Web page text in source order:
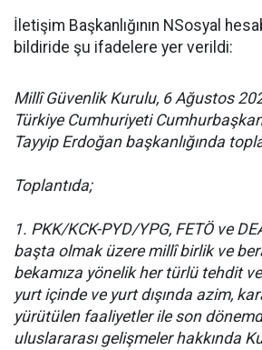
İletişim Başkanlığının NSosyal
bildiride şu ifadelere yer verildi:
Millî Güvenlik Kurulu, 6 Ağustos
Türkiye Cumhuriyeti
Tayyip Erdoğan başkanlığında
Toplantıda;
1. PKK/KCK-PYD/YPG, FETÖ ve
başta olmak üzere millî birlik ve
bekamıza yönelik her türlü tehdit
yurt içinde ve yurt dışında azim,
yürütülen faaliyetler ile son
uluslararası gelişmeler hakkında